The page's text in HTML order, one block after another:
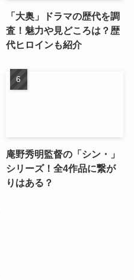
「大奥」ドラマの歴代を調
査！魅力や見どころは？歴
代ヒロインも紹介
庵野秀明監督の「シン・」
シリーズ！全4作品に繋が
りはある？